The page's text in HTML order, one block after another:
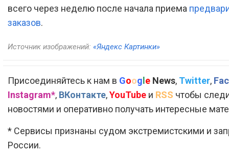
всего через неделю после начала приема
заказов.
Источник изображений: «Яндекс Картинки»
Присоединяйтесь к нам в Google News, Twitter,
Instagram*, ВКонтакте,YouTube и RSS чтобы
новостями и оперативно получать интересные
* Сервисы признаны судом экстремистскими и
России.